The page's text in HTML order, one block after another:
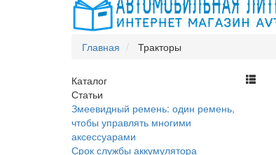
Главная Тракторы
Каталог
Статьи
Змеевидный ремень: один ремень,
чтобы управлять многими
аксессуарами
Срок службы аккумулятора